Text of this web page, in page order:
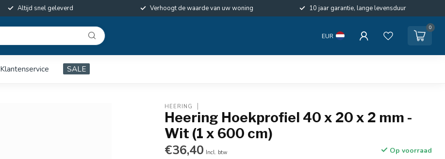
Altijd snel geleverd Verhoogt de waarde van uw woning 10 jaar garantie, lange levensduur
EUR
0
Klantenservice SALE
HEERING
Heering Hoekprofiel 40 x 20 x 2 mm -
Wit (1 x 600 cm)
€36,40 Incl. btw Op voorraad